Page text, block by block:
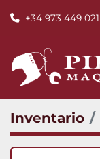
+34 973 449 021
Inventario